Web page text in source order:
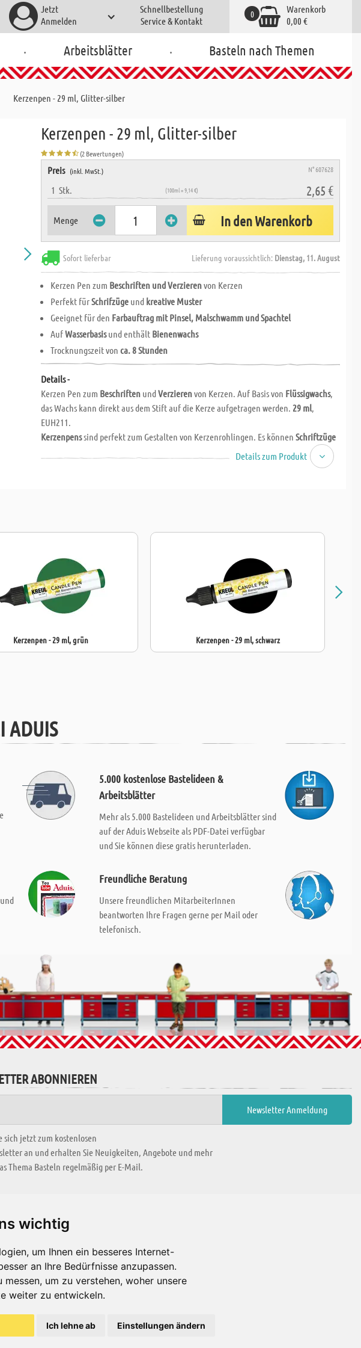
wichtig
um Ihnen ein besseres Internet-
an Ihre Bedürfnisse anzupassen.
um zu verstehen, woher unsere
weiter zu entwickeln.
Ich lehne ab Einstellungen ändern
Jetzt
Anmelden
Schnellbestellung
Service & Kontakt
Warenkorb
0,00 €
0
. Arbeitsblätter . Basteln nach Themen
Kerzenpen - 29 ml, Glitter-silber
Kerzenpen - 29 ml, Glitter-silber
(2 Bewertungen)
Preis (inkl. MwSt.) N° 607628
1Stk. (100ml = 9,14 €) 2,65 €
Menge In den Warenkorb
Sofort lieferbar Lieferung voraussichtlich: Dienstag, 11. August
Kerzen Pen zum Beschriften und Verzierenvon Kerzen
Perfekt fürSchrifzüge und kreative Muster
Geeignet für den Farbauftrag mit Pinsel, Malschwamm und Spachtel
AufWasserbasisund enthält Bienenwachs
Trocknungszeit vonca. 8 Stunden
Details -
Kerzen Pen zum Beschriften undVerzierenvon Kerzen. Auf Basis von Flüssigwachs,
das Wachs kann direkt aus dem Stift auf die Kerze aufgetragen werden.29 ml,
EUH211.
Kerzenpenssind perfekt zum Gestalten von Kerzenrohlingen. Es könnenSchriftzüge
mit einem Pinsel, Schwämmchen
oder Spachtel auf. So entstehen auch wunderbare Effekte. Das Beschriften mit dem
Details zum Produkt
Kerzenpen - 29 ml, grün Kerzenpen - 29 ml, schwarz
ADUIS
5.000 kostenlose Bastelideen &
Arbeitsblätter
Mehr als 5.000 Bastelideen und Arbeitsblätter sind
auf der Aduis Webseite als PDF-Datei verfügbar
und Sie können diese gratis herunterladen.
Freundliche Beratung
Unsere freundlichen MitarbeiterInnen
beantworten Ihre Fragen gerne per Mail oder
telefonisch.
ABONNIEREN
sich jetzt zum kostenlosen
an und erhalten Sie Neuigkeiten, Angebote und mehr
Thema Basteln regelmäßig per E-Mail.
ZONE
Es gibt uns auch in